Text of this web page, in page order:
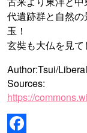
代遺跡群と自然
玉！
玄奘も大仏を見て
Author:Tsui/
Sources:
https://